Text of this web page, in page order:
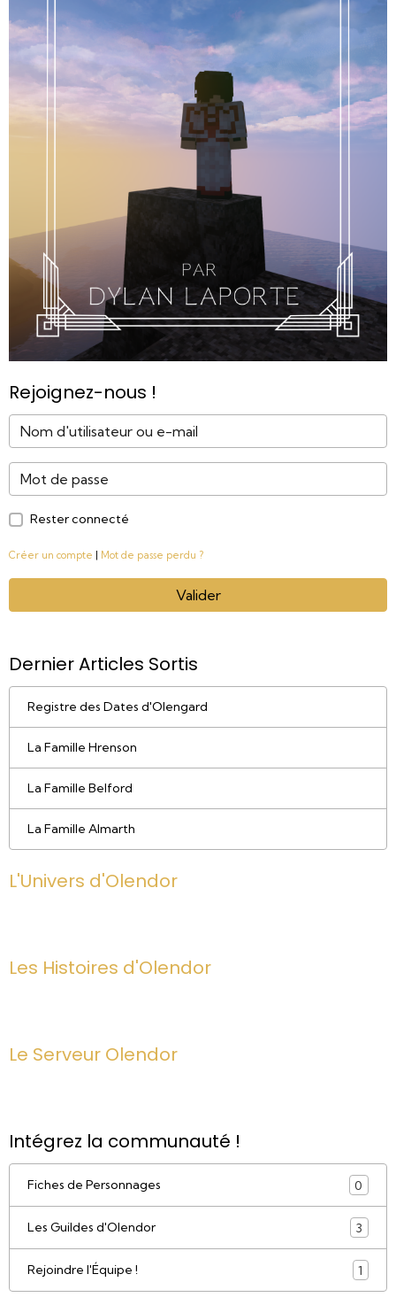
Rejoignez-nous !
Rester connecté
Créer un compte Mot de passe perdu ?
Valider
Dernier Articles Sortis
Registre des Dates d'Olengard
La Famille Hrenson
La Famille Belford
La Famille Almarth
L'Univers d'Olendor
Les Histoires d'Olendor
Le Serveur Olendor
Intégrez la communauté !
Fiches de Personnages 0
Les Guildes d'Olendor 3
Rejoindre l'Équipe ! 1